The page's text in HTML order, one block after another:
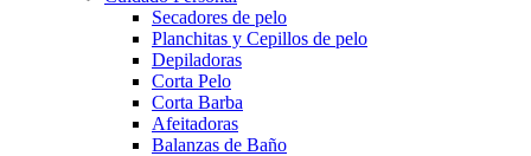
Secadores de pelo
Planchitas y Cepillos de pelo
Depiladoras
Corta Pelo
Corta Barba
Afeitadoras
Balanzas de Baño